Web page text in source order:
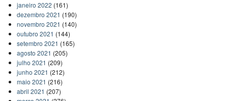
janeiro 2022 (161)
dezembro 2021 (190)
novembro 2021 (140)
outubro 2021 (144)
setembro 2021 (165)
agosto 2021 (205)
julho 2021 (209)
junho 2021 (212)
maio 2021 (216)
abril 2021 (207)